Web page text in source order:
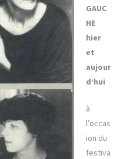
GAUC
HE
hier
et
aujour
d’hui
à
l’occas
ion du
festiva